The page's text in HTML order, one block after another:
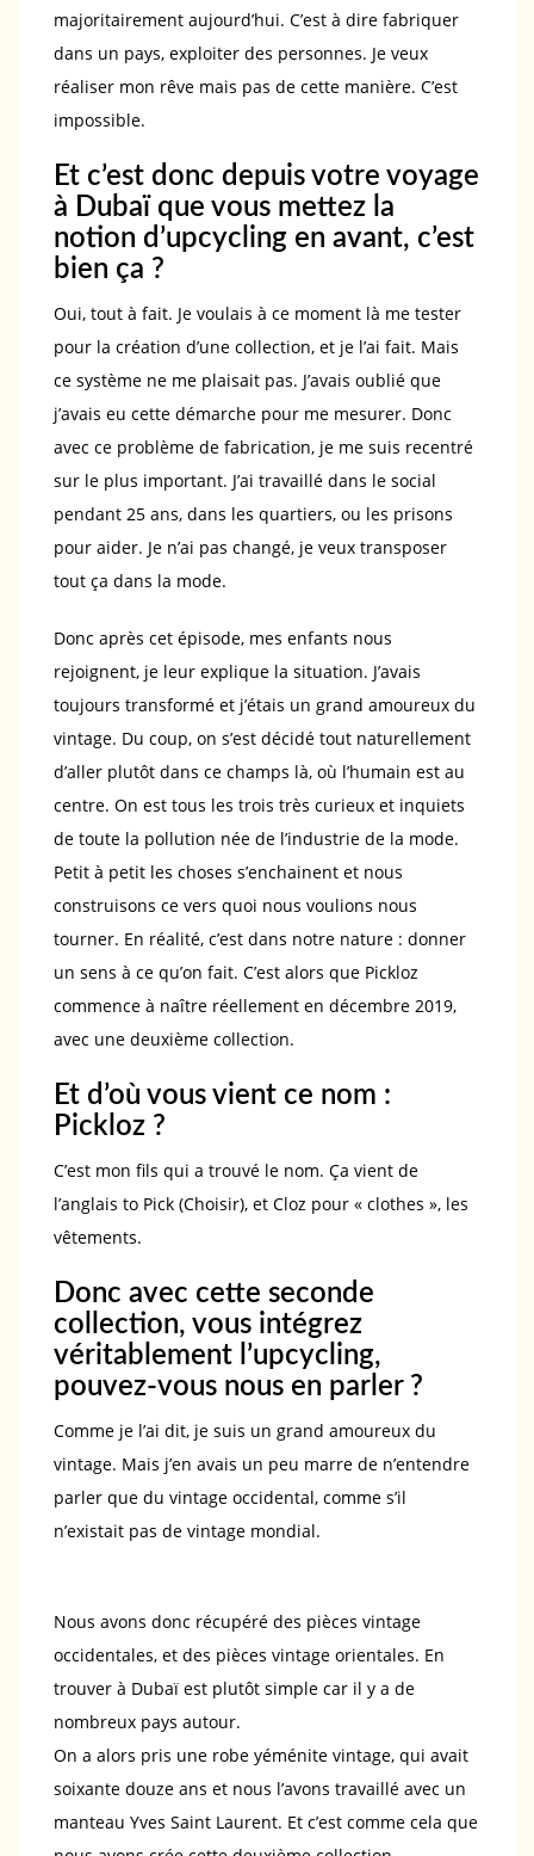
majoritairement aujourd’hui. C’est à dire fabriquer
dans un pays, exploiter des personnes. Je veux
réaliser mon rêve mais pas de cette manière. C’est
impossible.
Et c’est donc depuis votre voyage
à Dubaï que vous mettez la
notion d’upcycling en avant, c’est
bien ça ?
Oui, tout à fait. Je voulais à ce moment là me tester
pour la création d’une collection, et je l’ai fait. Mais
ce système ne me plaisait pas. J’avais oublié que
j’avais eu cette démarche pour me mesurer. Donc
avec ce problème de fabrication, je me suis recentré
sur le plus important. J’ai travaillé dans le social
pendant 25 ans, dans les quartiers, ou les prisons
pour aider. Je n’ai pas changé, je veux transposer
tout ça dans la mode.
Donc après cet épisode, mes enfants nous
rejoignent, je leur explique la situation. J’avais
toujours transformé et j’étais un grand amoureux du
vintage. Du coup, on s’est décidé tout naturellement
d’aller plutôt dans ce champs là, où l’humain est au
centre. On est tous les trois très curieux et inquiets
de toute la pollution née de l’industrie de la mode.
Petit à petit les choses s’enchainent et nous
construisons ce vers quoi nous voulions nous
tourner. En réalité, c’est dans notre nature : donner
un sens à ce qu’on fait. C’est alors que Pickloz
commence à naître réellement en décembre 2019,
avec une deuxième collection.
Et d’où vous vient ce nom :
Pickloz ?
C’est mon fils qui a trouvé le nom. Ça vient de
l’anglais to Pick (Choisir), et Cloz pour « clothes », les
vêtements.
Donc avec cette seconde
collection, vous intégrez
véritablement l’upcycling,
pouvez-vous nous en parler ?
Comme je l’ai dit, je suis un grand amoureux du
vintage. Mais j’en avais un peu marre de n’entendre
parler que du vintage occidental, comme s’il
n’existait pas de vintage mondial.
Nous avons donc récupéré des pièces vintage
occidentales, et des pièces vintage orientales. En
trouver à Dubaï est plutôt simple car il y a de
nombreux pays autour.
On a alors pris une robe yéménite vintage, qui avait
soixante douze ans et nous l’avons travaillé avec un
manteau Yves Saint Laurent. Et c’est comme cela que